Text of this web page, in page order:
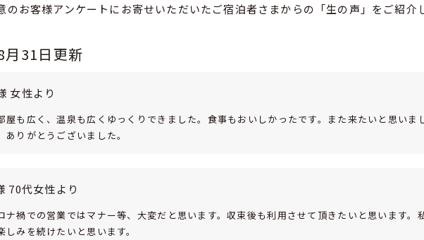
のお客様アンケートにお寄せいただいたご宿泊者さまからの「生の声」をご紹介
月31日更新
女性より
屋も広く、温泉も広くゆっくりできました。食事もおいしかったです。また来たいと思いま
ありがとうございました。
70代女性より
ナ禍での営業ではマナー等、大変だと思います。収束後も利用させて頂きたいと思います。
しみを続けたいと思います。